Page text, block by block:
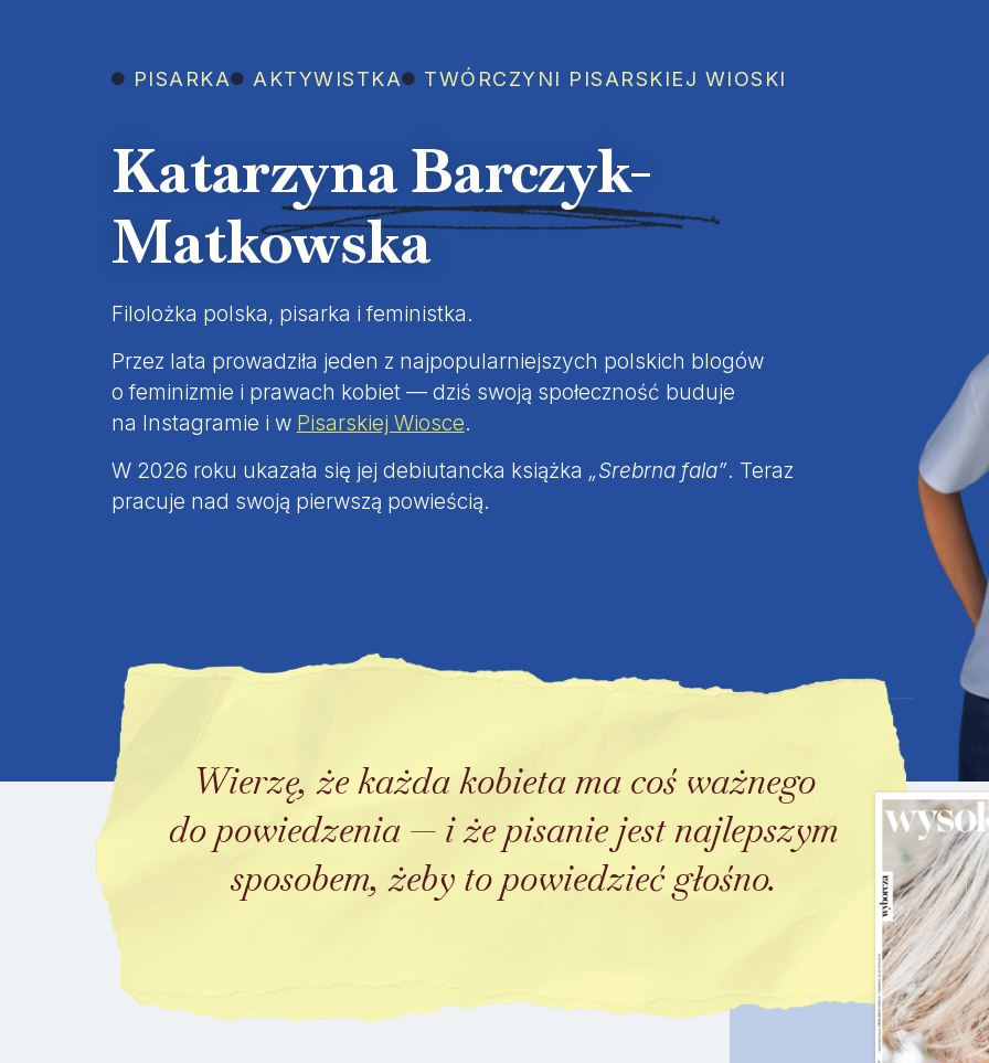
PISARKA AKTYWISTKA TWÓRCZYNI PISARSKIEJ WIOSKI
Katarzyna Barczyk-
Matkowska
Filolożka polska, pisarka i feministka.
Przez lata prowadziła jeden z najpopularniejszych polskich blogów
o feminizmie i prawach kobiet — dziś swoją społeczność buduje
na Instagramie i w Pisarskiej Wiosce.
W 2026 roku ukazała się jej debiutancka książka „Srebrna fala”. Teraz
pracuje nad swoją pierwszą powieścią.
Wierzę, że każda kobieta ma coś ważnego
do powiedzenia — i że pisanie jest najlepszym
sposobem, żeby to powiedzieć głośno.